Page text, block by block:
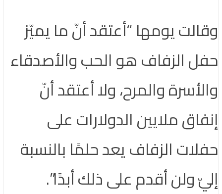
وقالت يومها “أعتقد أنّ ما يميّز
حفل الزفاف هو الحب والأصدقاء
والأسرة والمرح، ولا أعتقد أنّ
إنفاق ملايين الدولارات على
حفلات الزفاف يعد حلمًا بالنسبة
إليّ ولن أقدم على ذلك أبدًا”.